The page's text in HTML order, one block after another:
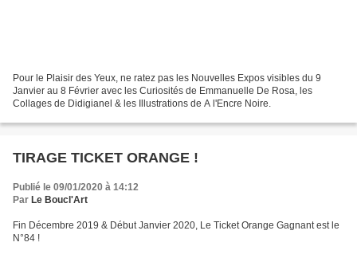
Pour le Plaisir des Yeux, ne ratez pas les Nouvelles Expos visibles du 9
Janvier au 8 Février avec les Curiosités de Emmanuelle De Rosa, les
Collages de Didigianel & les Illustrations de A l'Encre Noire.
TIRAGE TICKET ORANGE !
Publié le 09/01/2020 à 14:12
Par Le Boucl'Art
Fin Décembre 2019 & Début Janvier 2020, Le Ticket Orange Gagnant est le
N°84 !